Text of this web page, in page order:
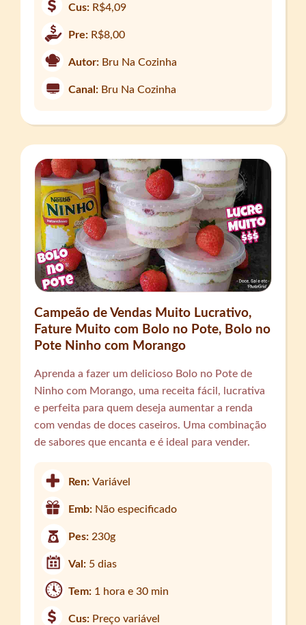
Cus: R$4,09
Pre: R$8,00
Autor: Bru Na Cozinha
Canal: Bru Na Cozinha
Campeão de Vendas Muito Lucrativo,
Fature Muito com Bolo no Pote, Bolo no
Pote Ninho com Morango
Aprenda a fazer um delicioso Bolo no Pote de
Ninho com Morango, uma receita fácil, lucrativa
e perfeita para quem deseja aumentar a renda
com vendas de doces caseiros. Uma combinação
de sabores que encanta e é ideal para vender.
Ren:Variável
Emb: Não especificado
Pes: 230g
Val: 5 dias
Tem: 1 hora e 30 min
Cus: Preço variável